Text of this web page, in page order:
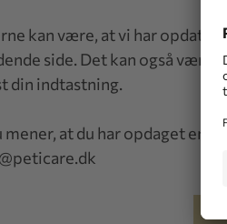
kan være, at vi har
side. Det kan også
din indtastning.
mener, at du har opdaget en